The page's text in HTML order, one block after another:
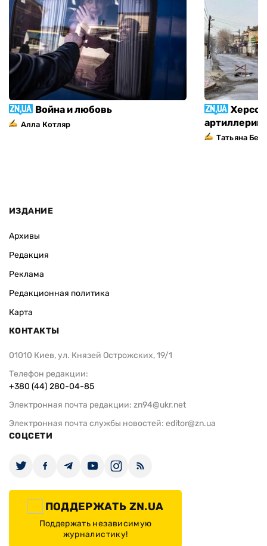
Война и любовь
Алла Котляр
Татьяна
ИЗДАНИЕ
Архивы
Редакция
Реклама
Редакционная политика
Карта
КОНТАКТЫ
01010 Киев, ул. Князей Острожских, 19/1
Телефон редакции:
+380 (44) 280-04-85
Электронная почта редакции: zn94@ukr.net
Электронная почта службы новостей: editor@zn.ua
СОЦСЕТИ
ПОДДЕРЖАТЬ ZN.UA
Поддержать независимую
журналистику!